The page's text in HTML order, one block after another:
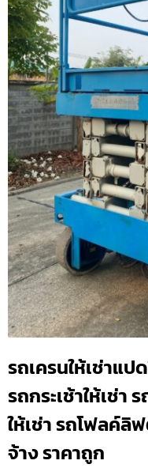
รถเครนให้เช่าแป
รถกระเช้าให้เช่า
ให้เช่า รถโฟลค์ลิ
จ้าง ราคาถูก